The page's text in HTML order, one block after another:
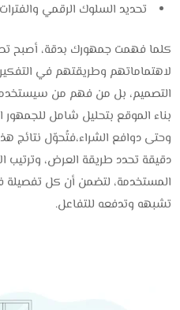
تحديد السلوك الرقمي
كلما فهمت جمهورك بدقة، أصبح
لاهتماماتهم وطريقتهم في
التصميم، بل من فهم من سيستخدمه
بناء الموقع بتحليل شامل
وحتى دوافع الشراء،فتُحوّل نتائج
دقيقة تحدد طريقة العرض، وترتيب
المستخدمة، لتضمن أن كل
تشبهه وتدفعه للتفاعل.